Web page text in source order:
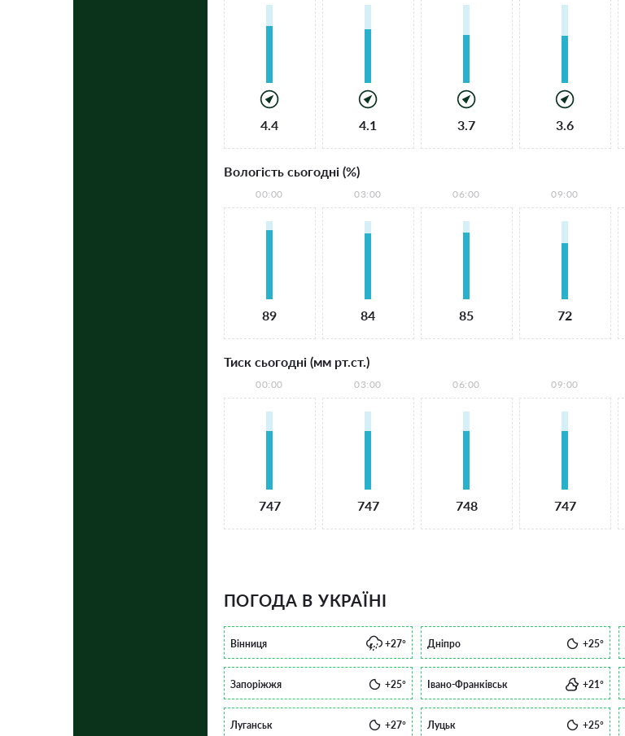
4.4 4.1 3.7 3.6
Вологість сьогодні (%)
00:00
89
03:00
84
06:00
85
09:00
72
Тиск сьогодні (мм рт.ст.)
00:00
747
03:00
747
06:00
748
09:00
747
ПОГОДА В УКРАЇНІ
Вінниця +27° Дніпро +25°
Запоріжжя +25° Івано-Франківськ +21°
Луганськ +27° Луцьк +25°